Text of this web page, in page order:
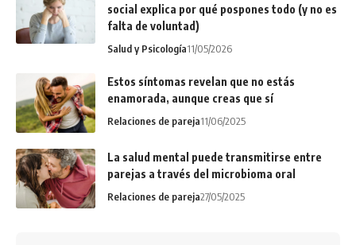
social explica por qué pospones todo (y no es
falta de voluntad)
Salud y Psicología11/05/2026
Estos síntomas revelan que no estás
enamorada, aunque creas que sí
Relaciones de pareja11/06/2025
La salud mental puede transmitirse entre
parejas a través del microbioma oral
Relaciones de pareja27/05/2025